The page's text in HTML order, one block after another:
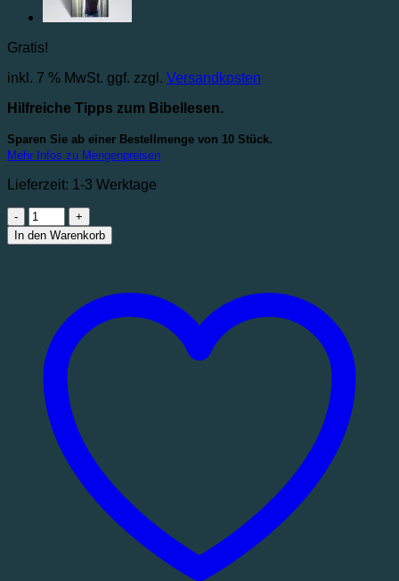
Gratis!
inkl. 7 % MwSt. ggf. zzgl. Versandkosten
Hilfreiche Tipps zum Bibellesen.
Sparen Sie ab einer Bestellmenge von 10 Stück.
Mehr Infos zu Mengenpreisen
Lieferzeit: 1-3 Werktage
Lesezeichen
-
Bibel
In den Warenkorb